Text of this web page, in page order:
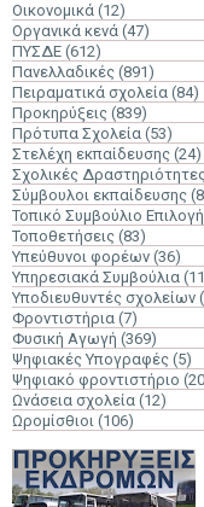
Οικονομικά (12)
Οργανικά κενά (47)
ΠΥΣΔΕ (612)
Πανελλαδικές (891)
Πειραματικά σχολεία (84)
Προκηρύξεις (839)
Πρότυπα Σχολεία (53)
Στελέχη εκπαίδευσης (24)
Σχολικές Δραστηριότητες
Σύμβουλοι εκπαίδευσης
Τοπικό Συμβούλιο
Τοποθετήσεις (83)
Υπεύθυνοι φορέων (36)
Υπηρεσιακά Συμβούλια
Υποδιευθυντές σχολείων
Φροντιστήρια (7)
Φυσική Αγωγή (369)
Ψηφιακές Υπογραφές (5)
Ψηφιακό φροντιστήριο
Ωνάσεια σχολεία (12)
Ωρομίσθιοι (106)